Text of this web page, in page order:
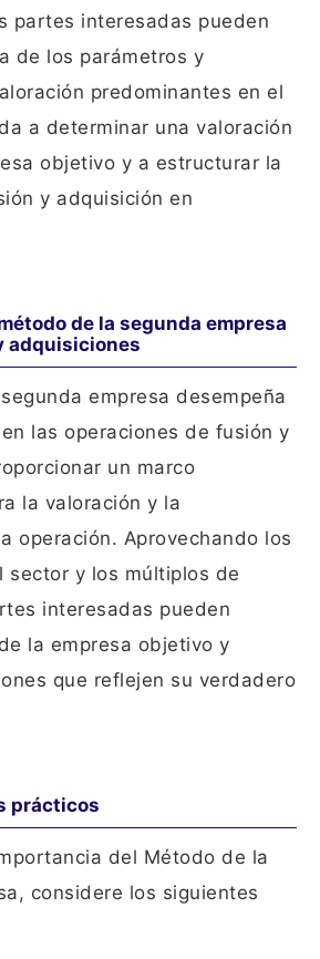
partes interesadas pueden
de los parámetros y
predominantes en el
a determinar una valoración
objetivo y a estructurar la
y adquisición en
de la segunda empresa
adquisiciones
empresa desempeña
las operaciones de fusión y
un marco
la valoración y la
operación. Aprovechando los
sector y los múltiplos de
interesadas pueden
la empresa objetivo y
que reflejen su verdadero
prácticos
del Método de la
considere los siguientes